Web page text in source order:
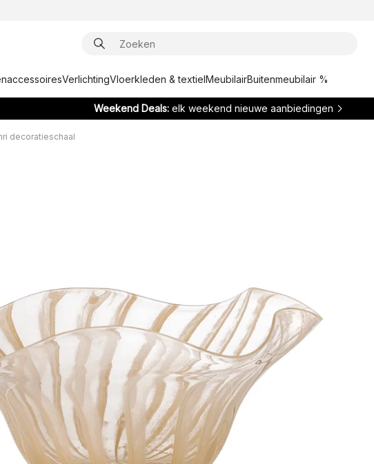
VerlichtingVloerkleden & textielMeubilairBuitenmeubilair %
Weekend Deals: elk weekend nieuwe aanbiedingen
decoratieschaal